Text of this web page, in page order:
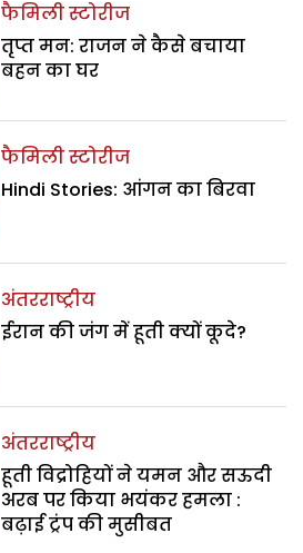
फैमिली स्टोरीज
तृप्त मन: राजन ने कैसे बचाया
बहन का घर
फैमिली स्टोरीज
Hindi Stories: आंगन का बिरवा
अंतरराष्ट्रीय
ईरान की जंग में हूती क्यों कूदे?
अंतरराष्ट्रीय
हूती विद्रोहियों ने यमन और सऊदी
अरब पर किया भयंकर हमला :
बढ़ाई ट्रंप की मुसीबत